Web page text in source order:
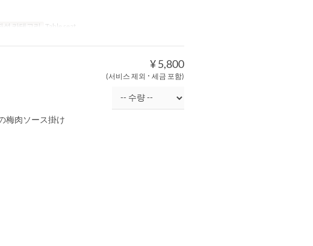
석 카테고리 Table seat
¥ 5,800
(서비스 제외 ･ 세금 포함)
梅肉ソース掛け